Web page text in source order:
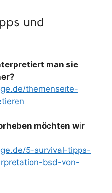
und
man sie
themenseite-
möchten wir
5-survival-tipps-
bsd-von-